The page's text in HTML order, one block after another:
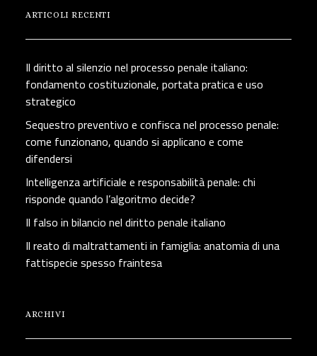
ARTICOLI RECENTI
Il diritto al silenzio nel processo penale italiano:
fondamento costituzionale, portata pratica e uso
strategico
Sequestro preventivo e confisca nel processo penale:
come funzionano, quando si applicano e come
difendersi
Intelligenza artificiale e responsabilità penale: chi
risponde quando l’algoritmo decide?
Il falso in bilancio nel diritto penale italiano
Il reato di maltrattamenti in famiglia: anatomia di una
fattispecie spesso fraintesa
ARCHIVI